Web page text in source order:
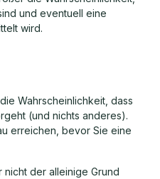
und eventuell eine
wird.
Wahrscheinlichkeit, dass
(und nichts anderes).
erreichen, bevor Sie eine
der alleinige Grund